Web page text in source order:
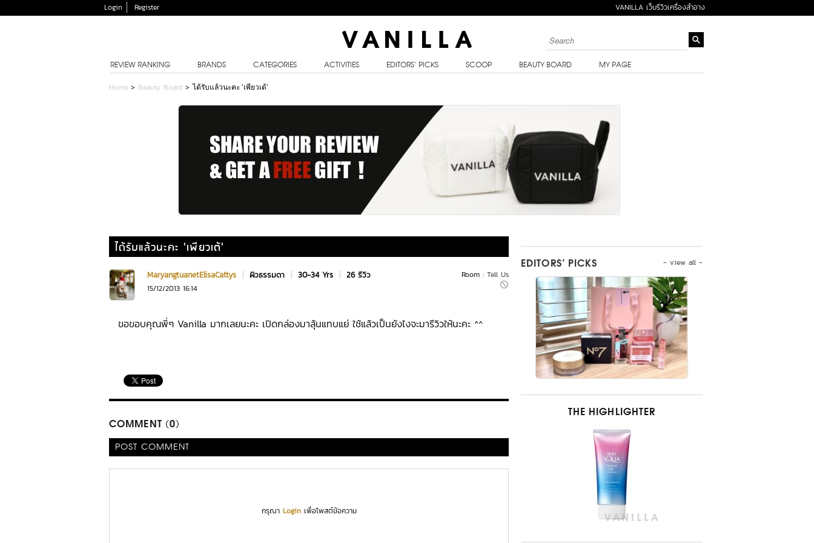
Login Register VANILLA เว็บรีวิวเครื่องสำอาง
REVIEW RANKING BRANDS CATEGORIES ACTIVITIES EDITORS’ PICKS SCOOP BEAUTY BOARD MY PAGE
Home > Beauty Board >ได้รับแล้วนะคะ 'เพียวเต้'
ได้รับแล้วนะคะ 'เพียวเต้'
Room : Tell Us
MaryangtuanetElisaCattys | ผิวธรรมดา | 30-34 Yrs | 26 รีวิว
15/12/2013 16:14
ขอขอบคุณพี่ๆ Vanilla มากเลยนะคะ เปิดกล่องมาลุ้นแทบแย่ ใช้แล้วเป็นยังไงจะมารีวิวให้นะคะ ^^
COMMENT (0)
POST COMMENT
กรุณา Loginเพื่อโพสต์ข้อความ
- view all -
EDITORS’ PICKS
THE HIGHLIGHTER